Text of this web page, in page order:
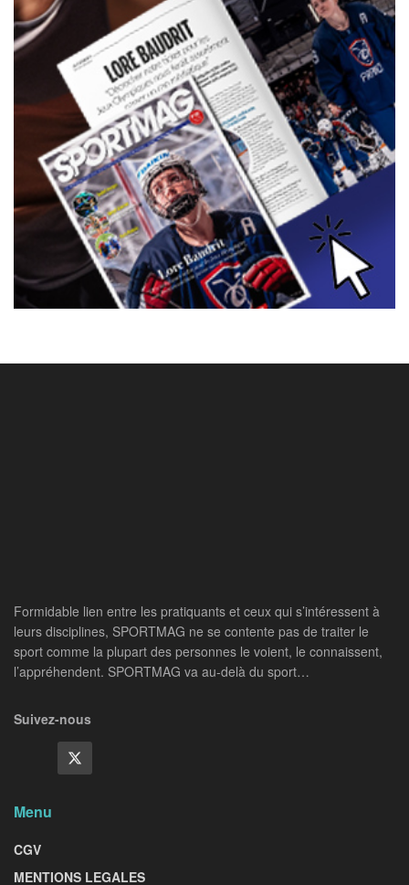
Formidable lien entre les pratiquants et ceux qui s’intéressent à
leurs disciplines, SPORTMAG ne se contente pas de traiter le
sport comme la plupart des personnes le voient, le connaissent,
l’appréhendent. SPORTMAG va au-delà du sport…
Suivez-nous
Menu
CGV
MENTIONS LEGALES